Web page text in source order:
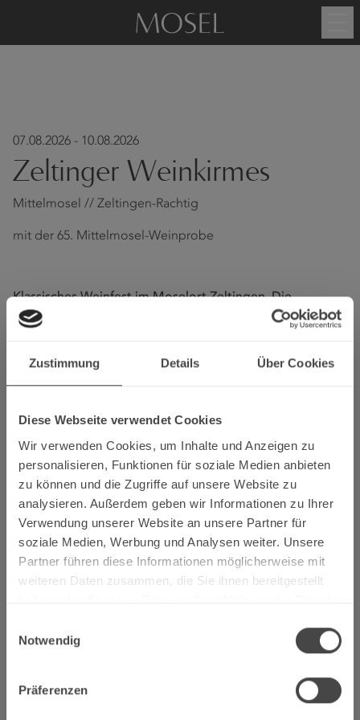
Zustimmung Details Über Cookies
Diese Webseite verwendet Cookies
Wir verwenden Cookies, um Inhalte und Anzeigen zu
personalisieren, Funktionen für soziale Medien anbieten
zu können und die Zugriffe auf unsere Website zu
analysieren. Außerdem geben wir Informationen zu Ihrer
Verwendung unserer Website an unsere Partner für
soziale Medien, Werbung und Analysen weiter. Unsere
Partner führen diese Informationen möglicherweise mit
weiteren Daten zusammen, die Sie ihnen bereitgestellt
Notwendig
Präferenzen
07.08.2026 - 10.08.2026
Zeltinger Weinkirmes
Mittelmosel // Zeltingen-Rachtig
mit der 65. Mittelmosel-Weinprobe
Klassisches Weinfest im Moselort Zeltingen. Die
Weinkirmes findet im Festzelt am Moselufer statt. Mit
Die traditionelle Kirmes findet jedes Jahr Anfang August
statt. Am Samstag Nachmittag ist die große Mittelmosel-
und einigen Nachbargemeinden. Für das leibliche Wohl
ist bestens gesorgt. Live-Musik an allen Abenden. Eintritt
frei (außer zur Weinprobe).
Livemusik an allen Tagen
Großes Festzelt am Moselufer
Freier Eintritt (außer zur MittelmoselWeinprobe)
Große Mittelmosel-Weinprobe
Veranstaltungsort:
Mittelmosel // Zeltingen-Rachtig